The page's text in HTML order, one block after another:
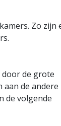
Zo zijn
de grote
aan de
de volgende